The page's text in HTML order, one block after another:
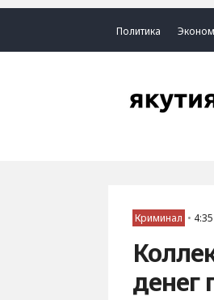
Политика
Криминал •
денег